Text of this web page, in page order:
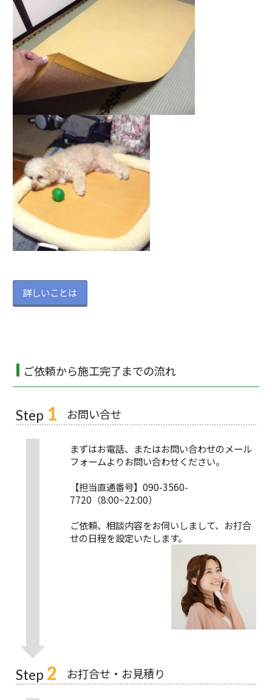
詳しいことは
ご依頼から施工完了までの流れ
Step 1 お問い合せ
まずはお電話、またはお問い合わせのメール
フォームよりお問い合わせください。
【担当直通番号】090-3560-
7720（8:00~22:00）
ご依頼、相談内容をお伺いしまして、お打合
せの日程を設定いたします。
Step 2 お打合せ・お見積り